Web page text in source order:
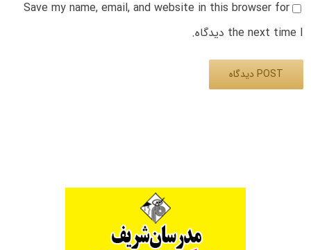
Save my name, email, and website in this browser for
the next time I دیدگاه.